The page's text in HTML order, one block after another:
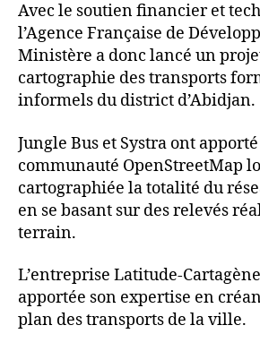
Avec le soutien financier et
l’Agence Française de
Ministère a donc lancé un
cartographie des transports
informels du district d’Abidjan.
Jungle Bus et Systra ont
communauté OpenStreetMap
cartographiée la totalité du
en se basant sur des relevés
terrain.
L’entreprise Latitude-
apportée son expertise en
plan des transports de la ville.